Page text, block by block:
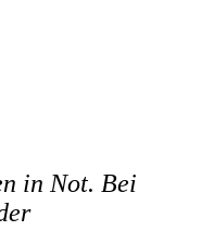
in Not. Bei